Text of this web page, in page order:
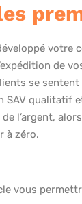
votre
de
se
SAV qualitatif
l’argent,
à zéro.
vous